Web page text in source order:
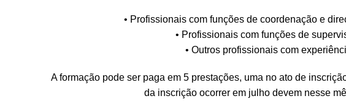
• Profissionais com funções de coordenação e
• Profissionais com funções de
• Outros profissionais com
A formação pode ser paga em 5 prestações, uma no ato de
da inscrição ocorrer em julho devem nesse